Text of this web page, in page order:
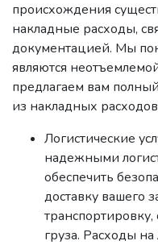
происхождения
накладные расходы,
документацией. Мы
являются
предлагаем вам
из накладных
Логистические
надежными
обеспечить
доставку вашего
груза. Расходы на